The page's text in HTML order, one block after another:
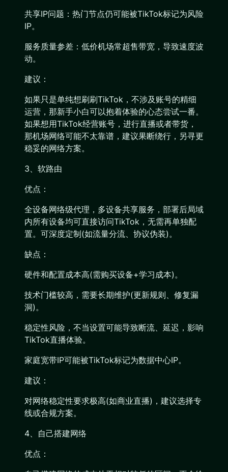
共享IP问题：热门节点仍可能被TikTok标记为风险
IP。
服务质量参差：低价机场常超售带宽，导致速度波
动。
建议：
如果只是单纯想刷刷TikTok，不涉及账号的精细
运营，那新手小白可以抱着体验的心态尝试一番。
如果想用TikTok经营账号，进行直播或者带货，
那机场网络可能不太靠谱，建议果断绕行，另寻更
稳妥的网络方案。
3、软路由
优点：
全设备网络级代理，多设备共享服务，部署后局域
内所有设备均可直接访问TikTok，无需再单独配
置。可深度定制(如流量分流、协议伪装)。
缺点：
硬件和配置成本高(需购买设备+学习成本)。
技术门槛较高，需要长期维护(更新规则、修复漏
洞)。
稳定性风险，不当设置可能导致断流、延迟，影响
TikTok直播体验。
家庭宽带IP可能被TikTok标记为数据中心IP。
建议：
对网络稳定性要求极高(如商业直播)，建议选择专
线或合规方案。
4、自己搭建网络
优点：